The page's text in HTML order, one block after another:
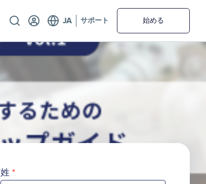
Utility サポート 始める
姓